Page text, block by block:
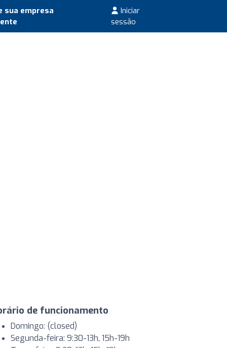
sua empresa
Iniciar
sessão
de funcionamento
Domingo: (closed)
Segunda-feira: 9:30-13h, 15h-19h